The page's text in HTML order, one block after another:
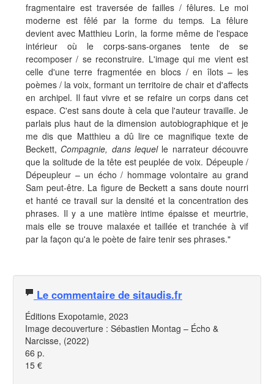
fragmentaire est traversée de failles / fêlures. Le moi
moderne est fêlé par la forme du temps. La fêlure
devient avec Matthieu Lorin, la forme même de l'espace
intérieur où le corps-sans-organes tente de se
recomposer / se reconstruire. L'image qui me vient est
celle d'une terre fragmentée en blocs / en îlots – les
poèmes / la voix, formant un territoire de chair et d'affects
en archipel. Il faut vivre et se refaire un corps dans cet
espace. C'est sans doute à cela que l'auteur travaille. Je
parlais plus haut de la dimension autobiographique et je
me dis que Matthieu a dû lire ce magnifique texte de
Beckett, Compagnie, dans lequel le narrateur découvre
que la solitude de la tête est peuplée de voix. Dépeuple /
Dépeupleur – un écho / hommage volontaire au grand
Sam peut-être. La figure de Beckett a sans doute nourri
et hanté ce travail sur la densité et la concentration des
phrases. Il y a une matière intime épaisse et meurtrie,
mais elle se trouve malaxée et taillée et tranchée à vif
par la façon qu'a le poète de faire tenir ses phrases."
Le commentaire de sitaudis.fr
Éditions Exopotamie, 2023
Image decouverture : Sébastien Montag – Écho &
Narcisse, (2022)
66 p.
15 €